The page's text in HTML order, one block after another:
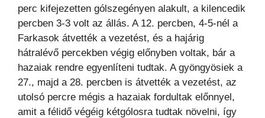
perc kifejezetten gólszegényen alakult, a kilencedik
percben 3-3 volt az állás. A 12. percben, 4-5-nél a
Farkasok átvették a vezetést, és a hajárig
hátralévő percekben végig előnyben voltak, bár a
hazaiak rendre egyenlíteni tudtak. A gyöngyösiek a
27., majd a 28. percben is átvették a vezetést, az
utolsó percre mégis a hazaiak fordultak előnnyel,
amit a félidő végéig kétgólosra tudtak növelni, így